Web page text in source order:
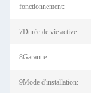
fonctionnement:
7Durée de vie active:
8Garantie:
9Mode d'installation: